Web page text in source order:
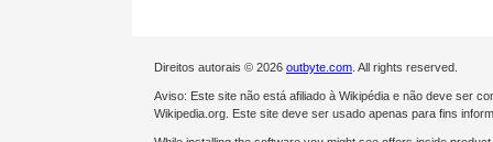
Direitos autorais © 2026 outbyte.com . All rights reserved.
Aviso: Este site não está afiliado à Wikipédia e não deve ser
Wikipedia.org. Este site deve ser usado apenas para fins